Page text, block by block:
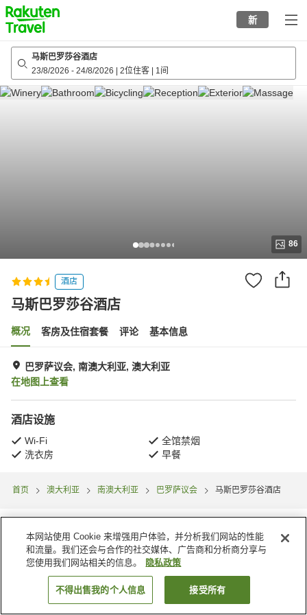
to
top
page
新
马斯巴罗莎谷酒店
23/8/2026 - 24/8/2026 2位住客 1间
86
酒店
马斯巴罗莎谷酒店
概况 客房及住宿套餐 评论 基本信息
巴罗萨议会, 南澳大利亚, 澳大利亚
在地图上查看
酒店设施
Wi-Fi
全馆禁烟
洗衣房
早餐
首页 澳大利亚 南澳大利亚 巴罗萨议会 马斯巴罗莎谷酒店
搜索客房
本网站使用 Cookie 来增强用户体验，并分析我们网站的性能
和流量。我们还会与合作的社交媒体、广告商和分析商分享与
您使用我们网站相关的信息。
隐私政策
不得出售我的个人信息 接受所有